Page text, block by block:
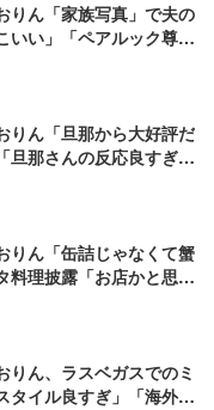
りん「家族写真」で夫の
いい」「ペアルック尊
りん「旦那から大好評だ
旦那さんの反応良すぎ
りん「缶詰じゃなくて蟹
料理披露「お店かと思っ
りん、ラスベガスでのミ
タイル良すぎ」「海外の